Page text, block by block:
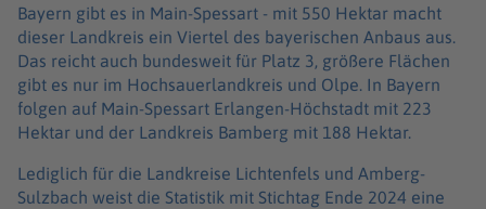
Bayern gibt es in Main-Spessart - mit 550 Hektar macht
dieser Landkreis ein Viertel des bayerischen Anbaus aus.
Das reicht auch bundesweit für Platz 3, größere Flächen
gibt es nur im Hochsauerlandkreis und Olpe. In Bayern
folgen auf Main-Spessart Erlangen-Höchstadt mit 223
Hektar und der Landkreis Bamberg mit 188 Hektar.
Lediglich für die Landkreise Lichtenfels und Amberg-
Sulzbach weist die Statistik mit Stichtag Ende 2024 eine